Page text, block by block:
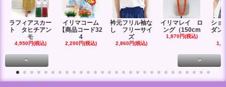
ラフィアスカー
ト タヒチアン
モ
4,950円(税込)
イリマコーム
【商品コード32
4
2,200円(税込)
衿元フリル袖な
し フリーサイ
ズ
2,860円(税込)
イリマレイ ロ
ング（150cm
1,870円(税込)
ショ
ダン
< >